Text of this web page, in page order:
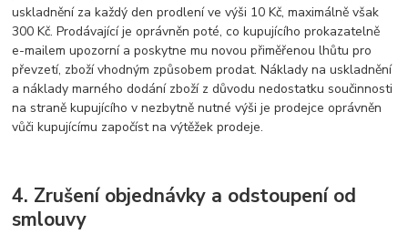
uskladnění za každý den prodlení ve výši 10 Kč, maximálně však
300 Kč. Prodávající je oprávněn poté, co kupujícího prokazatelně
e-mailem upozorní a poskytne mu novou přiměřenou lhůtu pro
převzetí, zboží vhodným způsobem prodat. Náklady na uskladnění
a náklady marného dodání zboží z důvodu nedostatku součinnosti
na straně kupujícího v nezbytně nutné výši je prodejce oprávněn
vůči kupujícímu započíst na výtěžek prodeje.
4. Zrušení objednávky a odstoupení od
smlouvy